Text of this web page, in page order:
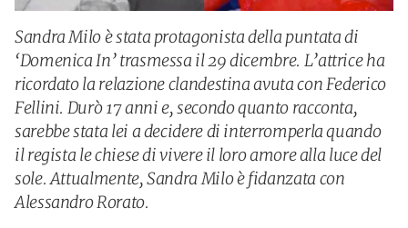
Sandra Milo è stata protagonista della puntata di
‘Domenica In’ trasmessa il 29 dicembre. L’attrice ha
ricordato la relazione clandestina avuta con Federico
Fellini. Durò 17 anni e, secondo quanto racconta,
sarebbe stata lei a decidere di interromperla quando
il regista le chiese di vivere il loro amore alla luce del
sole. Attualmente, Sandra Milo è fidanzata con
Alessandro Rorato.